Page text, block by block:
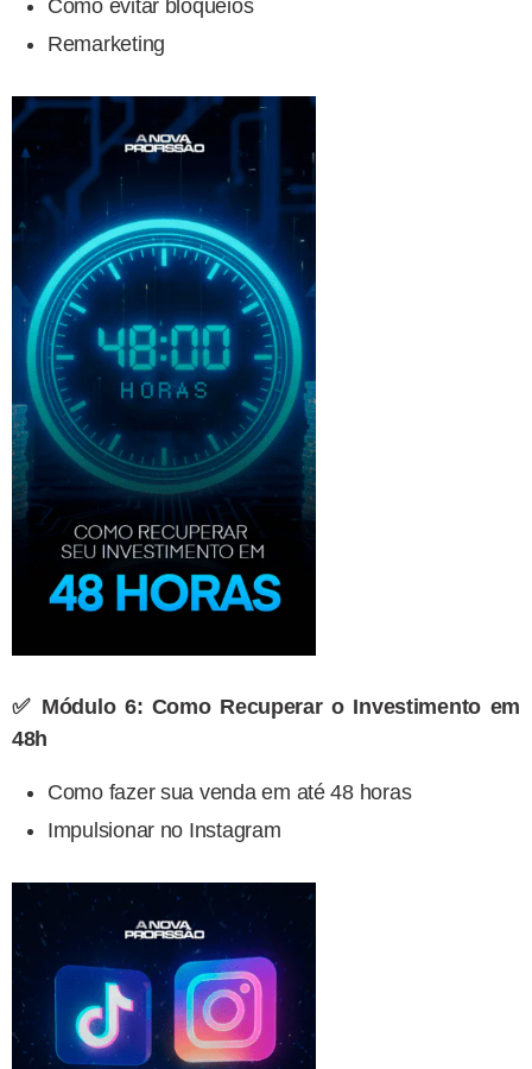
Como evitar bloqueios
Remarketing
✅ Módulo 6: Como Recuperar o Investimento em
48h
Como fazer sua venda em até 48 horas
Impulsionar no Instagram